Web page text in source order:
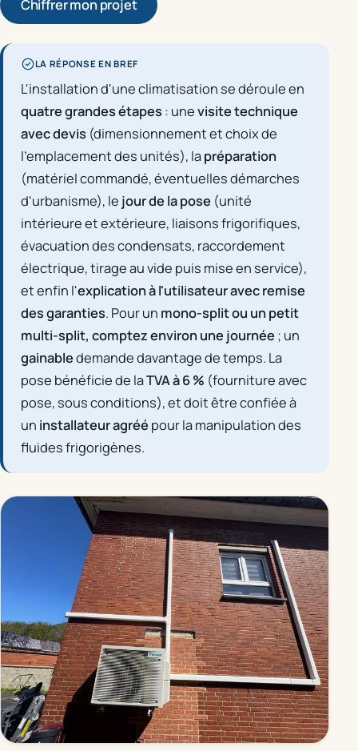
Chiffrer mon projet
LA RÉPONSE EN BREF
L'installation d'une climatisation se déroule en
quatre grandes étapes: unevisite technique
avec devis(dimensionnement et choix de
l'emplacement des unités), lapréparation
(matériel commandé, éventuelles démarches
d'urbanisme), le jour de la pose(unité
intérieure et extérieure, liaisons frigorifiques,
évacuation des condensats, raccordement
électrique, tirage au vide puis mise en service),
et enfin l'explication à l'utilisateur avec remise
des garanties. Pour un mono-split ou un petit
multi-split, comptez environ une journée; un
gainabledemande davantage de temps. La
pose bénéficie de laTVA à 6 % (fourniture avec
pose, sous conditions), et doit être confiée à
un installateur agréépour la manipulation des
fluides frigorigènes.